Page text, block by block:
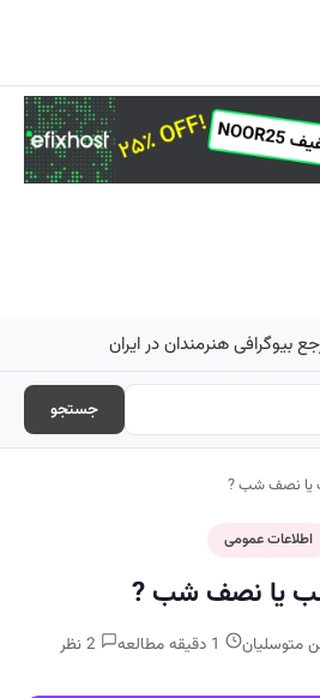
بیوگرافی هنرمندان در ایران
جستجو
یا نصف شب ?
اطلاعات عمومی
یا نصف شب ?
متوسلیان